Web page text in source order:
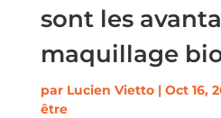
sont les
maquillage
par Lucien Vietto| Oct 16,
être